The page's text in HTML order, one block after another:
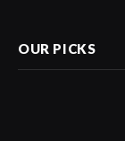
OUR PICKS